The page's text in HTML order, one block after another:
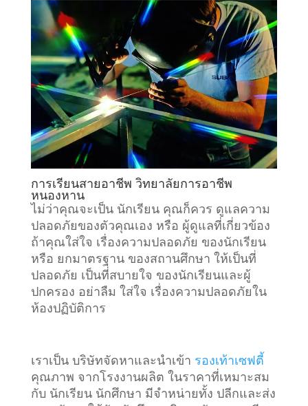
การเรียนสายอาชีพ วิทยาลัยการอาชีพ
หนองหาน
ไม่ว่าคุณจะเป็น นักเรียน คุณก็ควร ดูแลความ
ปลอดภัยของตัวคุณเอง หรือ ผู้ดูแลที่เกี่ยวข้อง
ถ้าคุณใส่ใจ เรื่องความปลอดภัย ของนักเรียน
หรือ ยกมาตรฐาน ของสถานศึกษา ให้เป็นที่
ปลอดภัย เป็นที่สบายใจ ของนักเรียนและผู้
ปกครอง อย่าลืม ใส่ใจ เรื่องความปลอดภัยใน
ห้องปฏิบัติการ
เราเป็น บริษัทจัดหาและนำเข้า รองเท้าเซฟตี้
คุณภาพ จากโรงงานผลิต ในราคาที่เหมาะสม
กับ นักเรียน นักศึกษา มีจำหน่ายทั้ง ปลีกและส่ง